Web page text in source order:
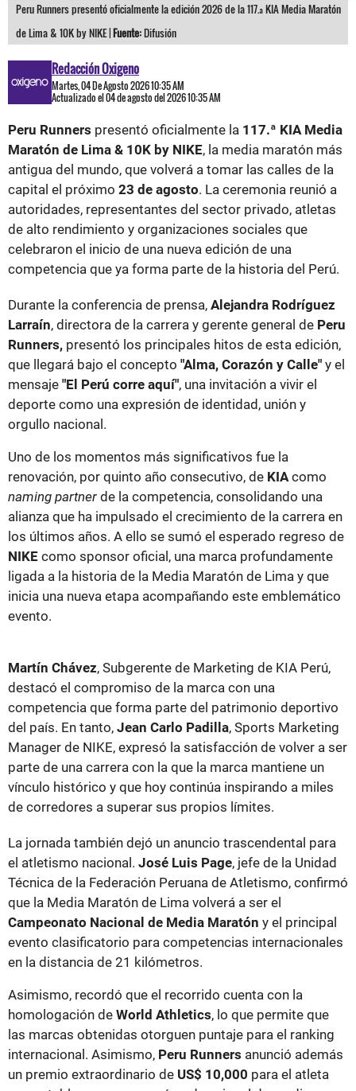
Peru Runners presentó oficialmente la edición 2026 de la 117.ª KIA Media Maratón
de Lima & 10K by NIKE |Fuente:Difusión
Redacción Oxigeno
Martes, 04 De Agosto 2026 10:35 AM
Actualizado el 04 de agosto del 2026 10:35 AM
Peru Runners presentó oficialmente la 117.ª KIA Media
Maratón de Lima & 10K by NIKE, la media maratón más
antigua del mundo, que volverá a tomar las calles de la
capital el próximo 23 de agosto. La ceremonia reunió a
autoridades, representantes del sector privado, atletas
de alto rendimiento y organizaciones sociales que
celebraron el inicio de una nueva edición de una
competencia que ya forma parte de la historia del Perú.
Durante la conferencia de prensa, Alejandra Rodríguez
Larraín, directora de la carrera y gerente general de Peru
Runners, presentó los principales hitos de esta edición,
que llegará bajo el concepto "Alma, Corazón y Calle" y el
mensaje "El Perú corre aquí", una invitación a vivir el
deporte como una expresión de identidad, unión y
orgullo nacional.
Uno de los momentos más significativos fue la
renovación, por quinto año consecutivo, de KIAcomo
naming partner de la competencia, consolidando una
alianza que ha impulsado el crecimiento de la carrera en
los últimos años. A ello se sumó el esperado regreso de
NIKE como sponsor oficial, una marca profundamente
ligada a la historia de la Media Maratón de Lima y que
inicia una nueva etapa acompañando este emblemático
evento.
Martín Chávez, Subgerente de Marketing de KIA Perú,
destacó el compromiso de la marca con una
competencia que forma parte del patrimonio deportivo
del país. En tanto, Jean Carlo Padilla, Sports Marketing
Manager de NIKE, expresó la satisfacción de volver a ser
parte de una carrera con la que la marca mantiene un
vínculo histórico y que hoy continúa inspirando a miles
de corredores a superar sus propios límites.
La jornada también dejó un anuncio trascendental para
el atletismo nacional. José Luis Page, jefe de la Unidad
Técnica de la Federación Peruana de Atletismo, confirmó
que la Media Maratón de Lima volverá a ser el
Campeonato Nacional de Media Maratón y el principal
evento clasificatorio para competencias internacionales
en la distancia de 21 kilómetros.
Asimismo, recordó que el recorrido cuenta con la
homologación de World Athletics, lo que permite que
las marcas obtenidas otorguen puntaje para el ranking
internacional. Asimismo, Peru Runners anunció además
un premio extraordinario de US$ 10,000 para el atleta